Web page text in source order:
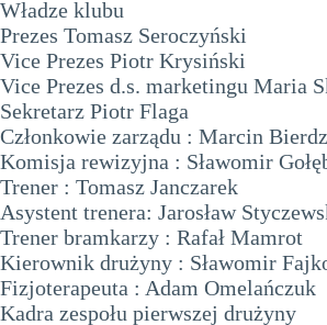
Władze klubu
Prezes Tomasz Seroczyński
Vice Prezes Piotr Krysiński
Vice Prezes d.s. marketingu Maria
Sekretarz Piotr Flaga
Członkowie zarządu : Marcin
Komisja rewizyjna : Sławomir
Trener : Tomasz Janczarek
Asystent trenera: Jarosław
Trener bramkarzy : Rafał Mamrot
Kierownik drużyny : Sławomir
Fizjoterapeuta : Adam Omelańczuk
Kadra zespołu pierwszej drużyny